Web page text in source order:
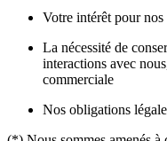
Votre intérêt pour nos
La nécessité de
interactions avec
commerciale
Nos obligations